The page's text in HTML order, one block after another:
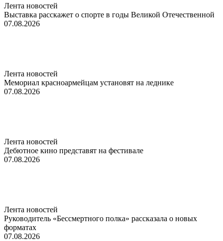
Лента новостей
Выставка расскажет о спорте в годы Великой Отечественной
07.08.2026
Лента новостей
Мемориал красноармейцам установят на леднике
07.08.2026
Лента новостей
Дебютное кино представят на фестивале
07.08.2026
Лента новостей
Руководитель «Бессмертного полка» рассказала о новых
форматах
07.08.2026